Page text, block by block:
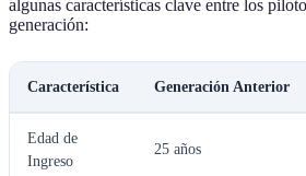
algunas características clave entre los
generación:
Característica Generación Anterior
Edad de
Ingreso
25 años